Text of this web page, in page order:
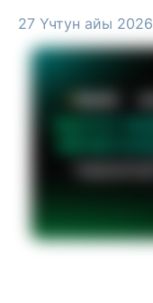
27 Үчтун айы 2026